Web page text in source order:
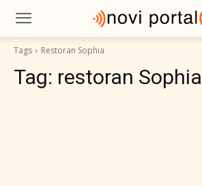
Tags Restoran Sophia
Tag: restoran Sophia